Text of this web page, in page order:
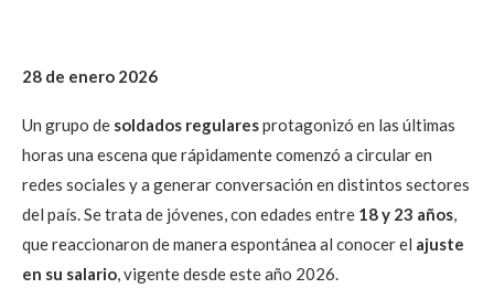
28 de enero 2026
Un grupo de soldados regularesprotagonizó en las últimas
horas una escena que rápidamente comenzó a circular en
redes sociales y a generar conversación en distintos sectores
del país. Se trata de jóvenes, con edades entre 18 y 23 años,
que reaccionaron de manera espontánea al conocer el ajuste
en su salario, vigente desde este año 2026.